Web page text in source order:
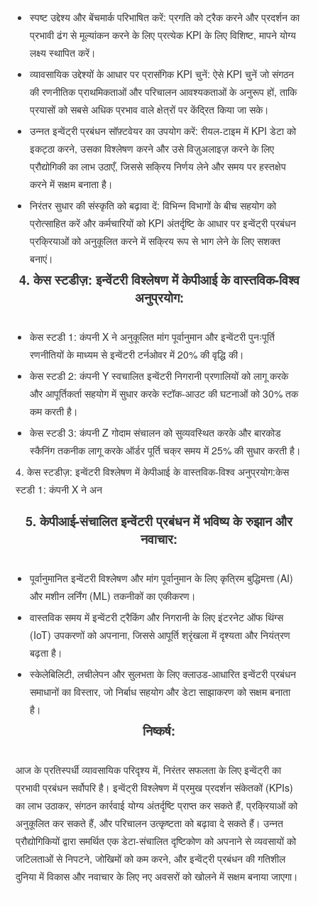
स्पष्ट उद्देश्य और बेंचमार्क परिभाषित करें: प्रगति को ट्रैक करने और प्रदर्शन का
प्रभावी ढंग से मूल्यांकन करने के लिए प्रत्येक KPI के लिए विशिष्ट, मापने योग्य
लक्ष्य स्थापित करें।
व्यावसायिक उद्देश्यों के आधार पर प्रासंगिक KPI चुनें: ऐसे KPI चुनें जो संगठन
की रणनीतिक प्राथमिकताओं और परिचालन आवश्यकताओं के अनुरूप हों, ताकि
प्रयासों को सबसे अधिक प्रभाव वाले क्षेत्रों पर केंद्रित किया जा सके।
उन्नत इन्वेंट्री प्रबंधन सॉफ़्टवेयर का उपयोग करें: रीयल-टाइम में KPI डेटा को
इकट्ठा करने, उसका विश्लेषण करने और उसे विज़ुअलाइज़ करने के लिए
प्रौद्योगिकी का लाभ उठाएँ, जिससे सक्रिय निर्णय लेने और समय पर हस्तक्षेप
करने में सक्षम बनाता है।
निरंतर सुधार की संस्कृति को बढ़ावा दें: विभिन्न विभागों के बीच सहयोग को
प्रोत्साहित करें और कर्मचारियों को KPI अंतर्दृष्टि के आधार पर इन्वेंट्री प्रबंधन
प्रक्रियाओं को अनुकूलित करने में सक्रिय रूप से भाग लेने के लिए सशक्त
बनाएं।
4. केस स्टडीज़: इन्वेंटरी विश्लेषण में केपीआई के वास्तविक-विश्व
अनुप्रयोग:
केस स्टडी 1: कंपनी X ने अनुकूलित मांग पूर्वानुमान और इन्वेंटरी पुनःपूर्ति
रणनीतियों के माध्यम से इन्वेंटरी टर्नओवर में 20% की वृद्धि की।
केस स्टडी 2: कंपनी Y स्वचालित इन्वेंटरी निगरानी प्रणालियों को लागू करके
और आपूर्तिकर्ता सहयोग में सुधार करके स्टॉक-आउट की घटनाओं को 30% तक
कम करती है।
केस स्टडी 3: कंपनी Z गोदाम संचालन को सुव्यवस्थित करके और बारकोड
स्कैनिंग तकनीक लागू करके ऑर्डर पूर्ति चक्र समय में 25% की सुधार करती है।
4. केस स्टडीज़: इन्वेंटरी विश्लेषण में केपीआई के वास्तविक-विश्व अनुप्रयोग:केस
स्टडी 1: कंपनी X ने अन
5. केपीआई-संचालित इन्वेंटरी प्रबंधन में भविष्य के रुझान और
नवाचार:
पूर्वानुमानित इन्वेंटरी विश्लेषण और मांग पूर्वानुमान के लिए कृत्रिम बुद्धिमत्ता (AI)
और मशीन लर्निंग (ML) तकनीकों का एकीकरण।
वास्तविक समय में इन्वेंटरी ट्रैकिंग और निगरानी के लिए इंटरनेट ऑफ थिंग्स
(IoT) उपकरणों को अपनाना, जिससे आपूर्ति श्रृंखला में दृश्यता और नियंत्रण
बढ़ता है।
स्केलेबिलिटी, लचीलेपन और सुलभता के लिए क्लाउड-आधारित इन्वेंटरी प्रबंधन
समाधानों का विस्तार, जो निर्बाध सहयोग और डेटा साझाकरण को सक्षम बनाता
है।
निष्कर्ष:
आज के प्रतिस्पर्धी व्यावसायिक परिदृश्य में, निरंतर सफलता के लिए इन्वेंट्री का
प्रभावी प्रबंधन सर्वोपरि है। इन्वेंट्री विश्लेषण में प्रमुख प्रदर्शन संकेतकों (KPIs)
का लाभ उठाकर, संगठन कार्रवाई योग्य अंतर्दृष्टि प्राप्त कर सकते हैं, प्रक्रियाओं को
अनुकूलित कर सकते हैं, और परिचालन उत्कृष्टता को बढ़ावा दे सकते हैं। उन्नत
प्रौद्योगिकियों द्वारा समर्थित एक डेटा-संचालित दृष्टिकोण को अपनाने से व्यवसायों को
जटिलताओं से निपटने, जोखिमों को कम करने, और इन्वेंट्री प्रबंधन की गतिशील
दुनिया में विकास और नवाचार के लिए नए अवसरों को खोलने में सक्षम बनाया जाएगा।